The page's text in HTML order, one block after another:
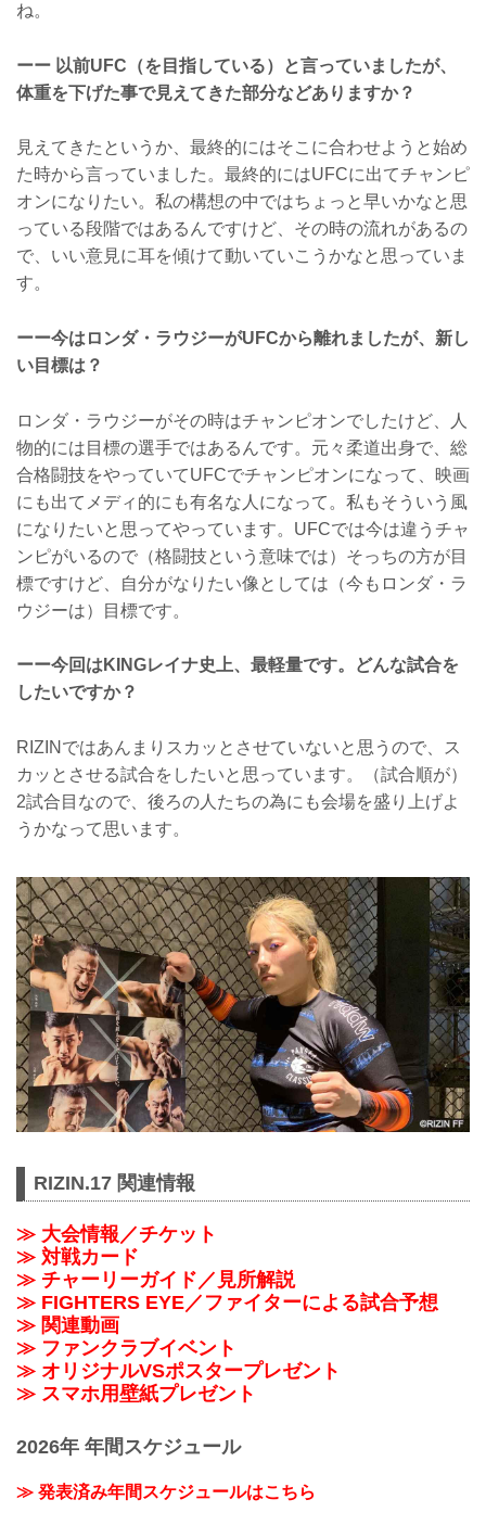
ね。
ーー 以前UFC（を目指している）と言っていましたが、
体重を下げた事で見えてきた部分などありますか？
見えてきたというか、最終的にはそこに合わせようと始め
た時から言っていました。最終的にはUFCに出てチャンピ
オンになりたい。私の構想の中ではちょっと早いかなと思
っている段階ではあるんですけど、その時の流れがあるの
で、いい意見に耳を傾けて動いていこうかなと思っていま
す。
ーー今はロンダ・ラウジーがUFCから離れましたが、新し
い目標は？
ロンダ・ラウジーがその時はチャンピオンでしたけど、人
物的には目標の選手ではあるんです。元々柔道出身で、総
合格闘技をやっていてUFCでチャンピオンになって、映画
にも出てメディ的にも有名な人になって。私もそういう風
になりたいと思ってやっています。UFCでは今は違うチャ
ンピがいるので（格闘技という意味では）そっちの方が目
標ですけど、自分がなりたい像としては（今もロンダ・ラ
ウジーは）目標です。
ーー今回はKINGレイナ史上、最軽量です。どんな試合を
したいですか？
RIZINではあんまりスカッとさせていないと思うので、ス
カッとさせる試合をしたいと思っています。（試合順が）
2試合目なので、後ろの人たちの為にも会場を盛り上げよ
うかなって思います。
RIZIN.17 関連情報
≫ 大会情報／チケット
≫ 対戦カード
≫ チャーリーガイド／見所解説
≫ FIGHTERS EYE／ファイターによる試合予想
≫ 関連動画
≫ ファンクラブイベント
≫ オリジナルVSポスタープレゼント
≫ スマホ用壁紙プレゼント
2026年 年間スケジュール
≫ 発表済み年間スケジュールはこちら